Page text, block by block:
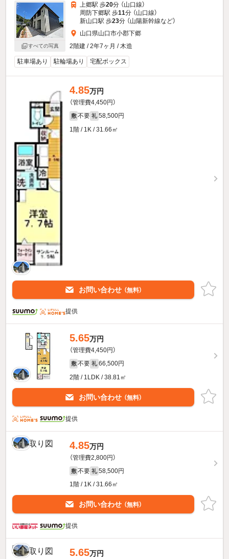
すべての写真
上郷駅 歩20分 （山口線）
周防下郷駅 歩11分 （山口線）
新山口駅 歩23分 （山陽新幹線など）
山口県山口市小郡下郷
2階建 / 2年7ヶ月 / 木造
駐車場あり 駐輪場あり 宅配ボックス
4.85万円
（管理費4,450円）
敷 不要 礼 58,500円
1階 / 1K / 31.66㎡
お問い合わせ （無料）
提供
5.65万円
（管理費4,450円）
敷 不要 礼 66,500円
2階 / 1LDK / 38.81㎡
お問い合わせ （無料）
提供
4.85万円
（管理費2,800円）
敷 不要 礼 58,500円
1階 / 1K / 31.66㎡
お問い合わせ （無料）
提供
5.65万円